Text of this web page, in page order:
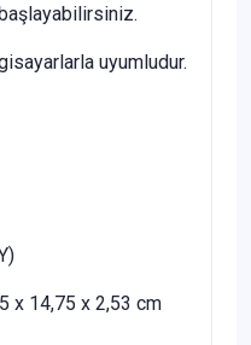
uyumludur.
x 14,75 x 2,53 cm